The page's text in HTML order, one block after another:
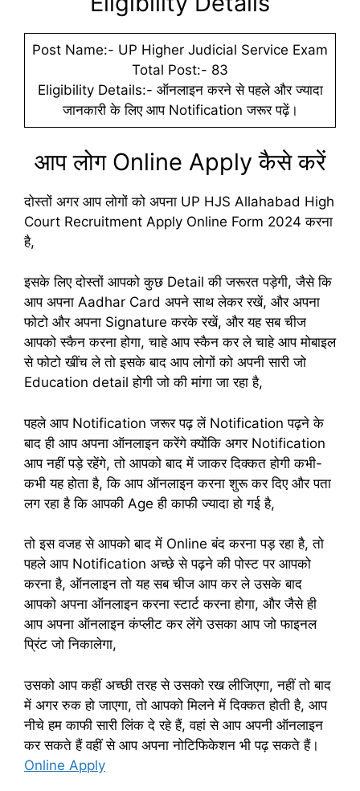
Post Name:- UP Higher Judicial Service Exam
Total Post:- 83
Eligibility Details:- ऑनलाइन करने से पहले और ज्यादा
जानकारी के लिए आप Notification जरूर पढ़ें।
आप लोग Online Apply कैसे करें
दोस्तों अगर आप लोगों को अपना UP HJS Allahabad High
Court Recruitment Apply Online Form 2024 करना
है,
इसके लिए दोस्तों आपको कुछ Detail की जरूरत पड़ेगी, जैसे कि
आप अपना Aadhar Card अपने साथ लेकर रखें, और अपना
फोटो और अपना Signature करके रखें, और यह सब चीज
आपको स्कैन करना होगा, चाहे आप स्कैन कर ले चाहे आप मोबाइल
से फोटो खींच ले तो इसके बाद आप लोगों को अपनी सारी जो
Education detail होगी जो की मांगा जा रहा है,
पहले आप Notification जरूर पढ़ लें Notification पढ़ने के
बाद ही आप अपना ऑनलाइन करेंगे क्योंकि अगर Notification
आप नहीं पड़े रहेंगे, तो आपको बाद में जाकर दिक्कत होगी कभी-
कभी यह होता है, कि आप ऑनलाइन करना शुरू कर दिए और पता
लग रहा है कि आपकी Age ही काफी ज्यादा हो गई है,
तो इस वजह से आपको बाद में Online बंद करना पड़ रहा है, तो
पहले आप Notification अच्छे से पढ़ने की पोस्ट पर आपको
करना है, ऑनलाइन तो यह सब चीज आप कर ले उसके बाद
आपको अपना ऑनलाइन करना स्टार्ट करना होगा, और जैसे ही
आप अपना ऑनलाइन कंप्लीट कर लेंगे उसका आप जो फाइनल
प्रिंट जो निकालेगा,
उसको आप कहीं अच्छी तरह से उसको रख लीजिएगा, नहीं तो बाद
में अगर रुक हो जाएगा, तो आपको मिलने में दिक्कत होती है, आप
नीचे हम काफी सारी लिंक दे रहे हैं, वहां से आप अपनी ऑनलाइन
कर सकते हैं वहीं से आप अपना नोटिफिकेशन भी पढ़ सकते हैं।
Online Apply